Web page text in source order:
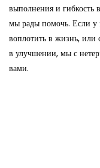
выполнения и гибкость
мы рады помочь. Если у
воплотить в жизнь,
в улучшении, мы с
вами.